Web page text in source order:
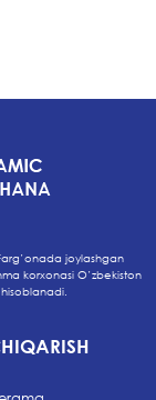
joylashgan
korxonasi O’zbekiston